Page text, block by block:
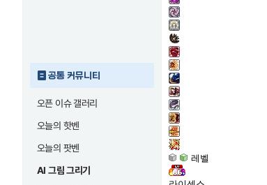
공통 커뮤니티
오픈 이슈 갤러리
오늘의 핫벤
오늘의 팟벤
AI 그림 그리기
레벨